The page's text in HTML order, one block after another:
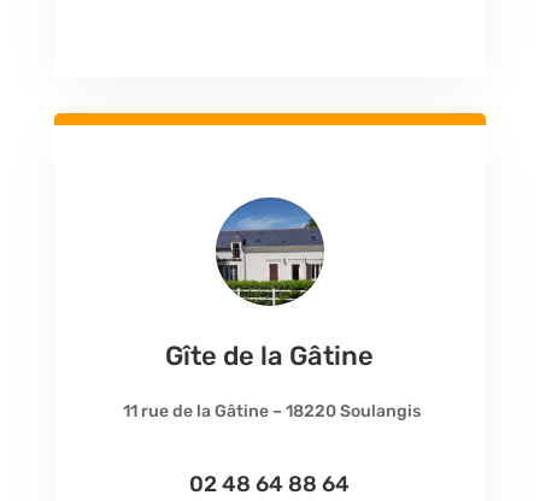
Gîte de la Gâtine
11 rue de la Gâtine – 18220 Soulangis
02 48 64 88 64